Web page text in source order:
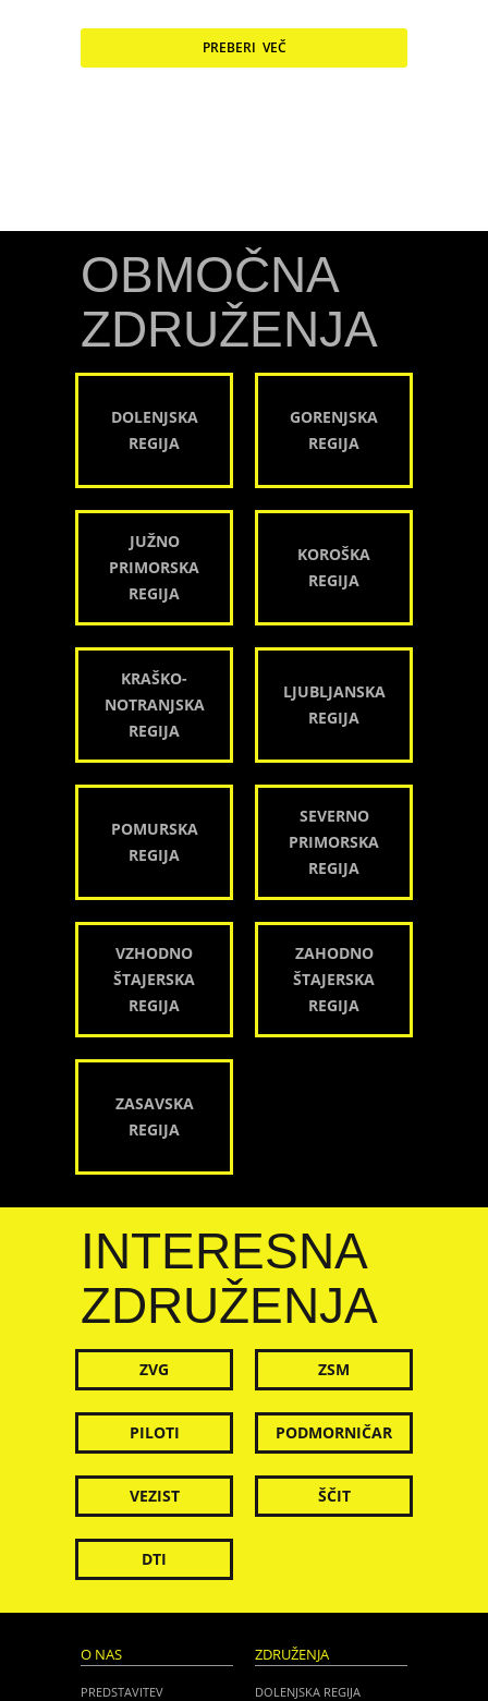
PREBERI VEČ
OBMOČNA
ZDRUŽENJA
DOLENJSKA
REGIJA
GORENJSKA
REGIJA
JUŽNO
PRIMORSKA
REGIJA
KOROŠKA
REGIJA
KRAŠKO-
NOTRANJSKA
REGIJA
LJUBLJANSKA
REGIJA
POMURSKA
REGIJA
SEVERNO
PRIMORSKA
REGIJA
VZHODNO
ŠTAJERSKA
REGIJA
ZAHODNO
ŠTAJERSKA
REGIJA
ZASAVSKA
REGIJA
INTERESNA
ZDRUŽENJA
ZVG ZSM
PILOTI PODMORNIČAR
VEZIST ŠČIT
DTI
O NAS
PREDSTAVITEV
ZDRUŽENJA
DOLENJSKA REGIJA